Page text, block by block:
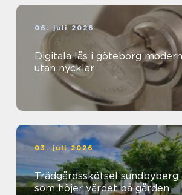
06. juli 2026
Digitala lås i göteborg modern säkerhet
utan nycklar
03. juli 2026
Trädgårdsskötsel sundbyberg grönska
som höjer värdet på gården